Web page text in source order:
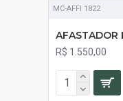
MC-AFFI 1822
AFASTADOR
R$ 1.550,00